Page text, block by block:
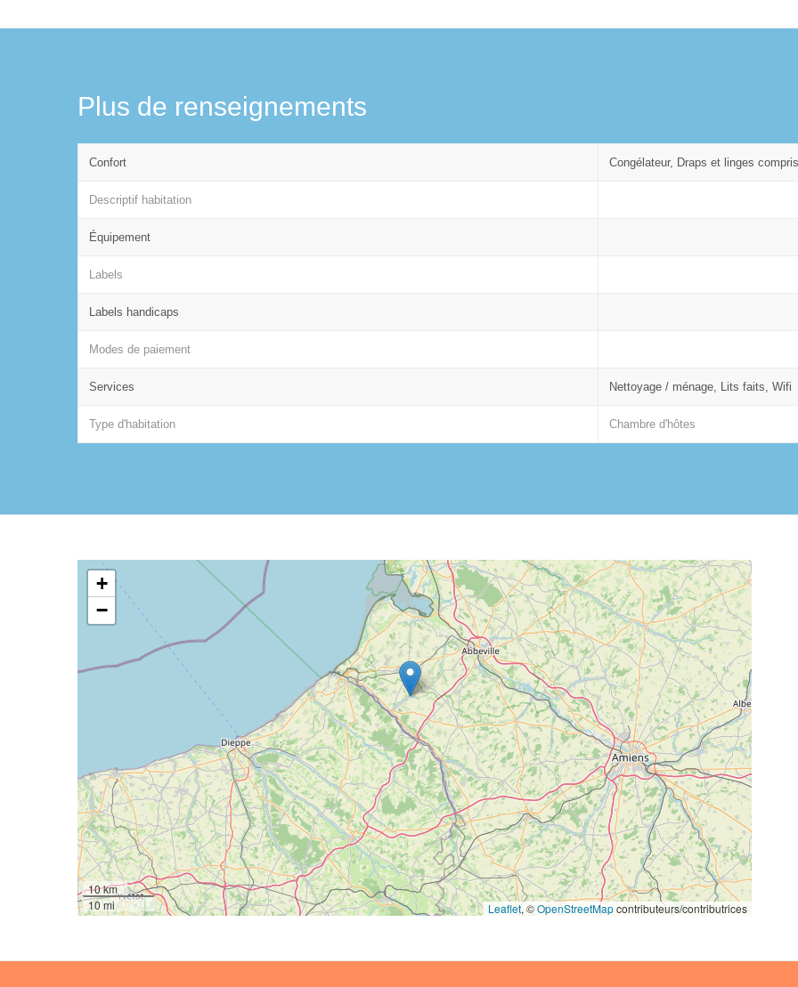
Plus de renseignements
Confort Congélateur, Draps et linges
Descriptif habitation
Équipement
Labels
Labels handicaps
Modes de paiement
Services Nettoyage / ménage, Lits faits, Wifi
Type d'habitation Chambre d'hôtes
+
−
10 km
10 mi
Leaflet, ©OpenStreetMapcontributeurs/contributrices